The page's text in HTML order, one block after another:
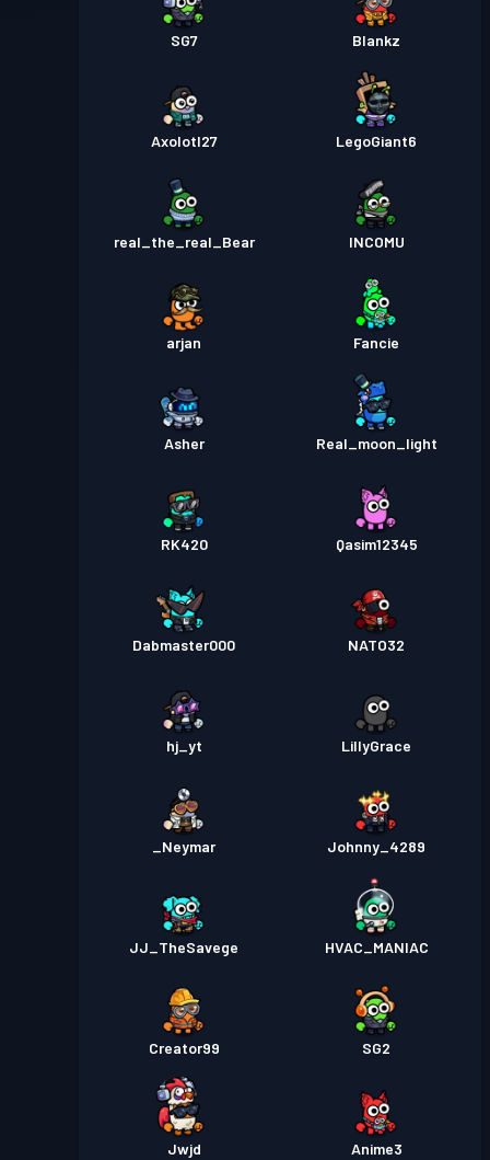
SG7 Blankz
Axolotl27 LegoGiant6
real_the_real_Bear INCOMU
arjan Fancie
Asher Real_moon_light
RK420 Qasim12345
Dabmaster000 NATO32
hj_yt LillyGrace
_Neymar Johnny_4289
JJ_TheSavege HVAC_MANIAC
Creator99 SG2
Jwjd Anime3